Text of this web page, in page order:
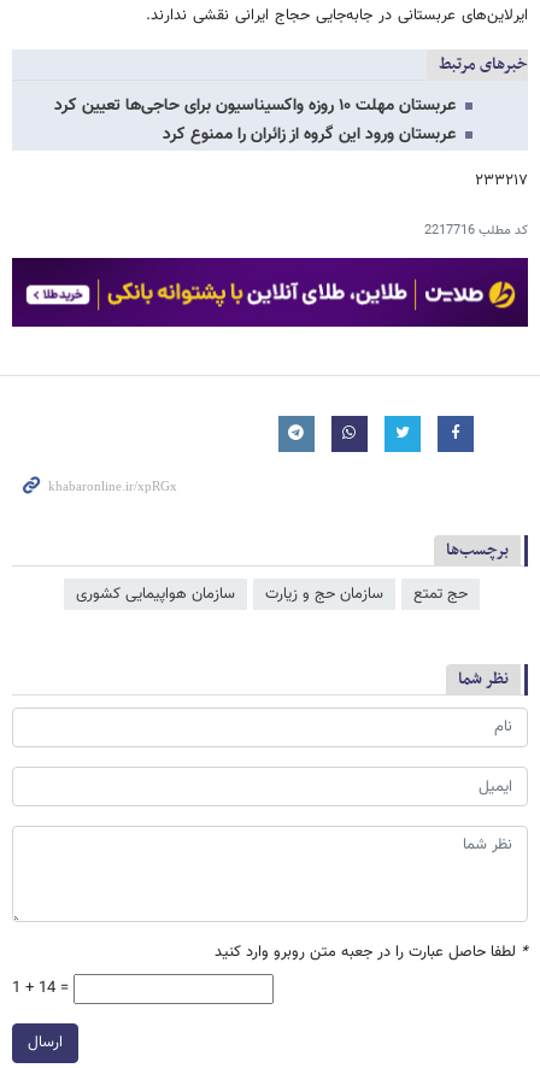
ایرلاین‌های عربستانی در جابه‌جایی حجاج ایرانی نقشی ندارند.
خبرهای مرتبط
عربستان مهلت ۱۰ روزه واکسیناسیون برای حاجی‌ها تعیین کرد
عربستان ورود این گروه از زائران را ممنوع کرد
۲۳۳۲۱۷
کد مطلب2217716
برچسب‌ها
حج تمتع سازمان حج و زیارت سازمان هواپیمایی کشوری
نظر شما
* لطفا حاصل عبارت را در جعبه متن روبرو وارد کنید
1 + 14 =
ارسال